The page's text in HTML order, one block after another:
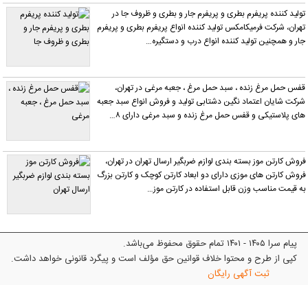
تولید کننده پریفرم بطری و پریفرم جار و بطری و ظروف جا در
تهران، شرکت فرمیکامکس تولید کننده انواع پریفرم بطری و پریفرم
جار و همچنین تولید کننده انواع درب و دستگیره…
قفس حمل مرغ زنده ، سبد حمل مرغ ، جعبه مرغی در تهران،
شرکت شایان اعتماد نگین دشتابی تولید و فروش انواع سبد جعبه
های پلاستیکی و قفس حمل مرغ زنده و سبد مرغی دارای ۸…
فروش کارتن موز بسته بندی لوازم ضربگیر ارسال تهران در تهران،
فروش کارتن های موزی دارای دو ابعاد کارتن کوچک و کارتن بزرگ
به قیمت مناسب وزن قابل استفاده در کارتن موز…
پیام سرا ۱۴۰۵ - ۱۴۰۱ تمام حقوق محفوظ می‌باشد.
کپی از طرح و محتوا خلاف قوانین حق مؤلف است و پیگرد قانونی خواهد داشت.
ثبت آگهی رایگان